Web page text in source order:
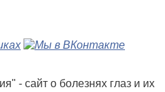
- сайт о болезнях глаз и их